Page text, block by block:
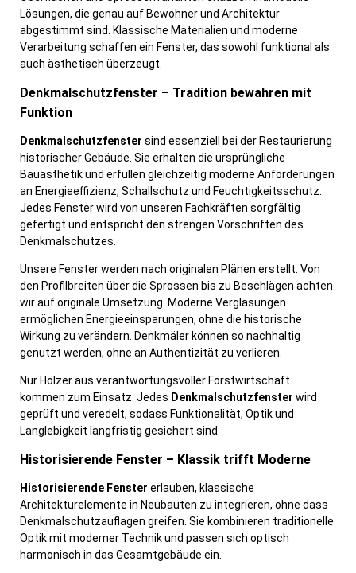
Lösungen, die genau auf Bewohner und Architektur
abgestimmt sind. Klassische Materialien und moderne
Verarbeitung schaffen ein Fenster, das sowohl funktional als
auch ästhetisch überzeugt.
Denkmalschutzfenster – Tradition bewahren mit
Funktion
Denkmalschutzfenster sind essenziell bei der Restaurierung
historischer Gebäude. Sie erhalten die ursprüngliche
Bauästhetik und erfüllen gleichzeitig moderne Anforderungen
an Energieeffizienz, Schallschutz und Feuchtigkeitsschutz.
Jedes Fenster wird von unseren Fachkräften sorgfältig
gefertigt und entspricht den strengen Vorschriften des
Denkmalschutzes.
Unsere Fenster werden nach originalen Plänen erstellt. Von
den Profilbreiten über die Sprossen bis zu Beschlägen achten
wir auf originale Umsetzung. Moderne Verglasungen
ermöglichen Energieeinsparungen, ohne die historische
Wirkung zu verändern. Denkmäler können so nachhaltig
genutzt werden, ohne an Authentizität zu verlieren.
Nur Hölzer aus verantwortungsvoller Forstwirtschaft
kommen zum Einsatz. Jedes Denkmalschutzfenster wird
geprüft und veredelt, sodass Funktionalität, Optik und
Langlebigkeit langfristig gesichert sind.
Historisierende Fenster – Klassik trifft Moderne
Historisierende Fenster erlauben, klassische
Architekturelemente in Neubauten zu integrieren, ohne dass
Denkmalschutzauflagen greifen. Sie kombinieren traditionelle
Optik mit moderner Technik und passen sich optisch
harmonisch in das Gesamtgebäude ein.